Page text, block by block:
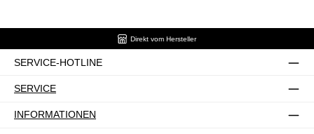
Direkt vom Hersteller
SERVICE-HOTLINE
SERVICE
INFORMATIONEN